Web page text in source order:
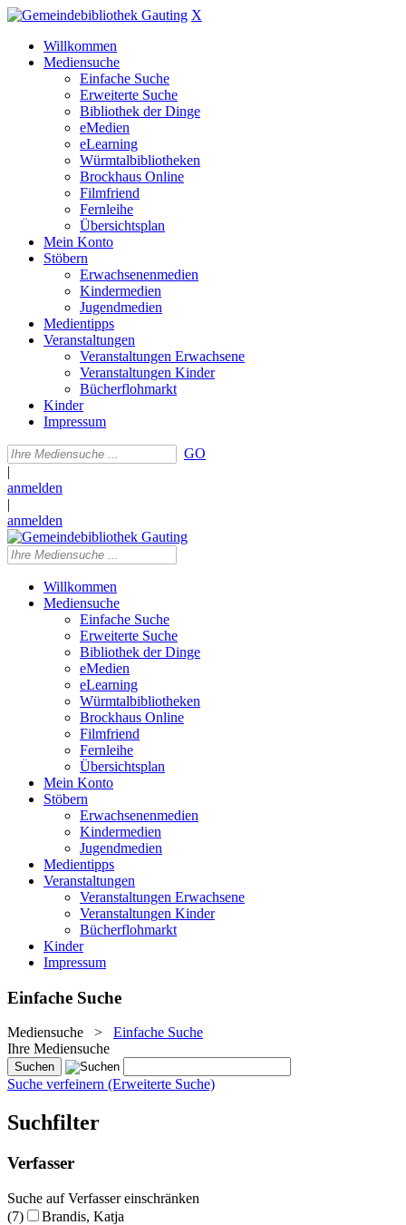
X
Willkommen
Mediensuche
Einfache Suche
Erweiterte Suche
Bibliothek der Dinge
eMedien
eLearning
Würmtalbibliotheken
Brockhaus Online
Filmfriend
Fernleihe
Übersichtsplan
Mein Konto
Stöbern
Erwachsenenmedien
Kindermedien
Jugendmedien
Medientipps
Veranstaltungen
Veranstaltungen Erwachsene
Veranstaltungen Kinder
Bücherflohmarkt
Kinder
Impressum
GO
|
anmelden
|
anmelden
Willkommen
Mediensuche
Einfache Suche
Erweiterte Suche
Bibliothek der Dinge
eMedien
eLearning
Würmtalbibliotheken
Brockhaus Online
Filmfriend
Fernleihe
Übersichtsplan
Mein Konto
Stöbern
Erwachsenenmedien
Kindermedien
Jugendmedien
Medientipps
Veranstaltungen
Veranstaltungen Erwachsene
Veranstaltungen Kinder
Bücherflohmarkt
Kinder
Impressum
Einfache Suche
Mediensuche > Einfache Suche
Ihre Mediensuche
Suche verfeinern (Erweiterte Suche)
Suchfilter
Verfasser
Suche auf Verfasser einschränken
(7)
Brandis, Katja